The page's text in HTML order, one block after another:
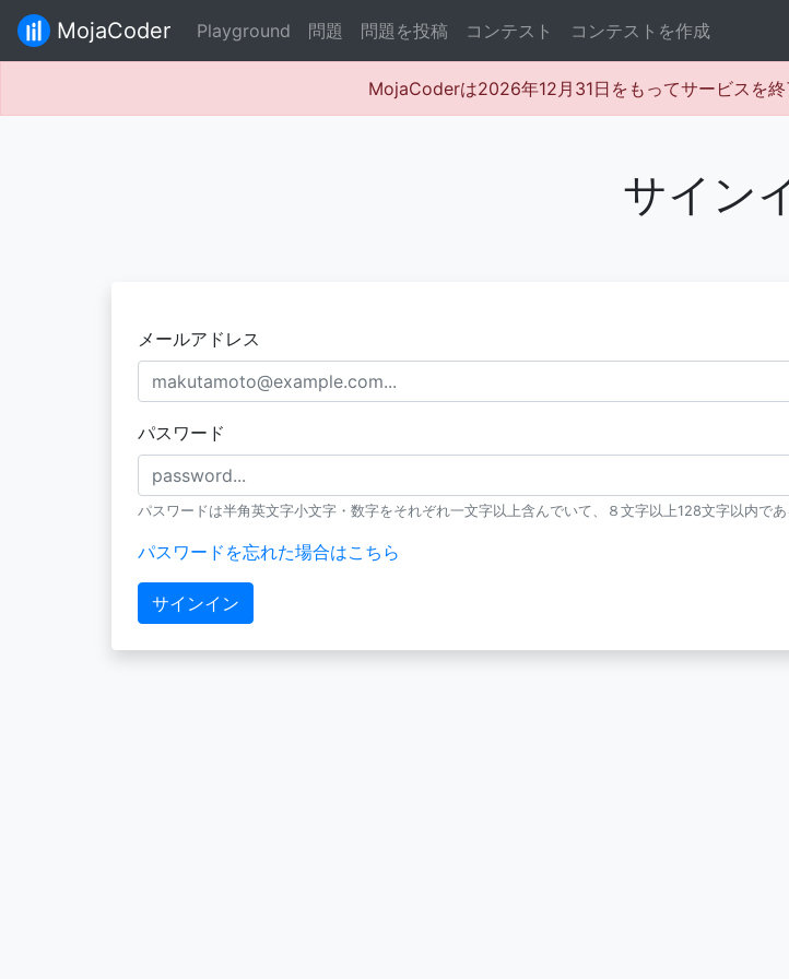
MojaCoder Playground 問題 問題を投稿 コンテスト コンテストを作成
MojaCoderは2026年12月31日をもってサービスを終
サイン
メールアドレス
パスワード
パスワードは半角英文字小文字・数字をそれぞれ一文字以上含んでいて、８文字以上128文字以内であ
パスワードを忘れた場合はこちら
サインイン